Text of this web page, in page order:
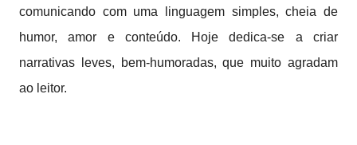
comunicando com uma linguagem simples, cheia de
humor, amor e conteúdo. Hoje dedica-se a criar
narrativas leves, bem-humoradas, que muito agradam
ao leitor.